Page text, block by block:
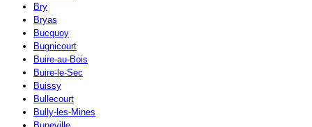
Bry
Bryas
Bucquoy
Bugnicourt
Buire-au-Bois
Buire-le-Sec
Buissy
Bullecourt
Bully-les-Mines